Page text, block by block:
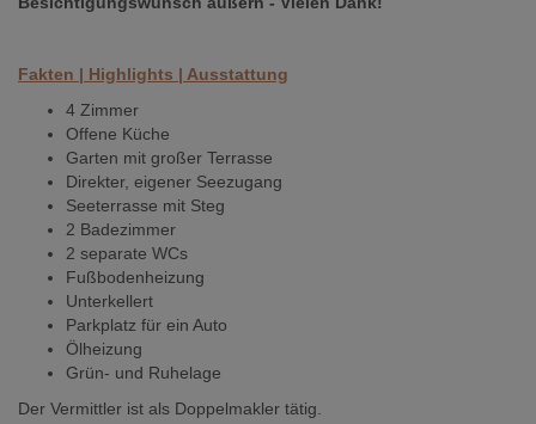
Fakten | Highlights | Ausstattung
4 Zimmer
Offene Küche
Garten mit großer Terrasse
Direkter, eigener Seezugang
Seeterrasse mit Steg
2 Badezimmer
2 separate WCs
Fußbodenheizung
Unterkellert
Parkplatz für ein Auto
Ölheizung
Grün- und Ruhelage
Der Vermittler ist als Doppelmakler tätig.